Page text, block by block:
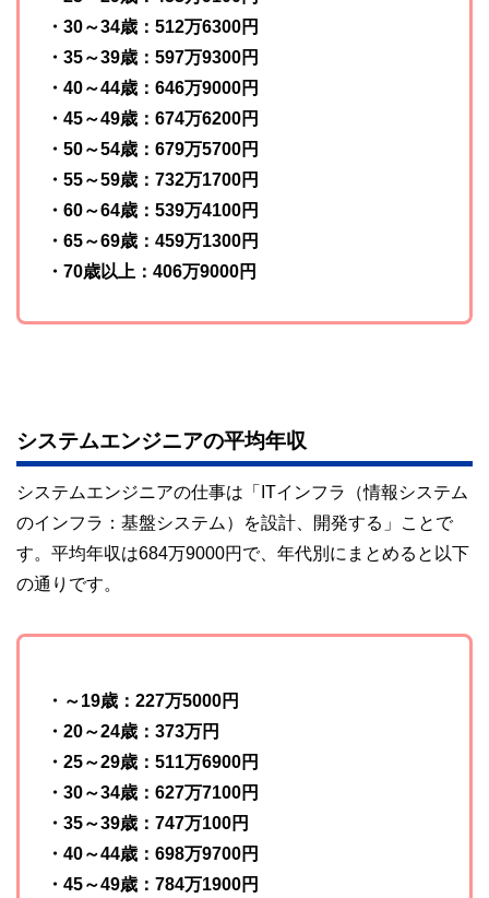
・30～34歳：512万6300円
・35～39歳：597万9300円
・40～44歳：646万9000円
・45～49歳：674万6200円
・50～54歳：679万5700円
・55～59歳：732万1700円
・60～64歳：539万4100円
・65～69歳：459万1300円
・70歳以上：406万9000円
システムエンジニアの平均年収
システムエンジニアの仕事は「ITインフラ（情報システム
のインフラ：基盤システム）を設計、開発する」ことで
す。平均年収は684万9000円で、年代別にまとめると以下
の通りです。
・～19歳：227万5000円
・20～24歳：373万円
・25～29歳：511万6900円
・30～34歳：627万7100円
・35～39歳：747万100円
・40～44歳：698万9700円
・45～49歳：784万1900円